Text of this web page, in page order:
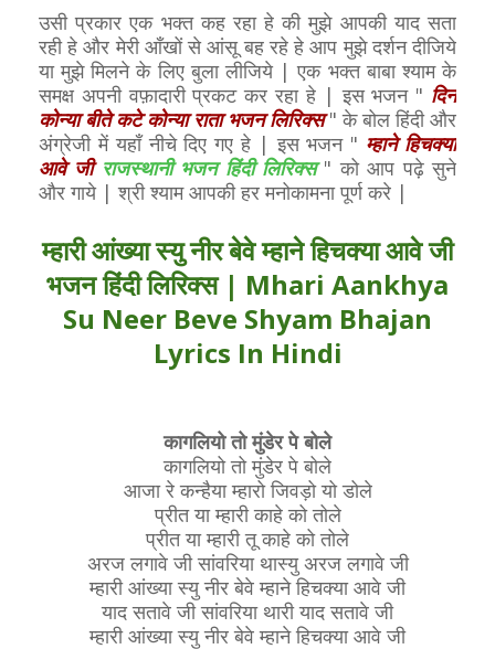
उसी प्रकार एक भक्त कह रहा हे की मुझे आपकी याद सता
रही हे और मेरी आँखों से आंसू बह रहे हे आप मुझे दर्शन दीजिये
या मुझे मिलने के लिए बुला लीजिये | एक भक्त बाबा श्याम के
समक्ष अपनी वफ़ादारी प्रकट कर रहा हे | इस भजन " दिन
कोन्या बीते कटे कोन्या राता भजन लिरिक्स" के बोल हिंदी और
अंग्रेजी में यहाँ नीचे दिए गए हे | इस भजन " म्हाने हिचक्या
आवे जी राजस्थानी भजन हिंदी लिरिक्स" को आप पढ़े सुने
और गाये | श्री श्याम आपकी हर मनोकामना पूर्ण करे |
म्हारी आंख्या स्यु नीर बेवे म्हाने हिचक्या आवे जी
भजन हिंदी लिरिक्स | Mhari Aankhya
Su Neer Beve Shyam Bhajan
Lyrics In Hindi
कागलियो तो मुंडेर पे बोले
कागलियो तो मुंडेर पे बोले
आजा रे कन्हैया म्हारो जिवड़ो यो डोले
प्रीत या म्हारी काहे को तोले
प्रीत या म्हारी तू काहे को तोले
अरज लगावे जी सांवरिया थास्यु अरज लगावे जी
म्हारी आंख्या स्यु नीर बेवे म्हाने हिचक्या आवे जी
याद सतावे जी सांवरिया थारी याद सतावे जी
म्हारी आंख्या स्यु नीर बेवे म्हाने हिचक्या आवे जी